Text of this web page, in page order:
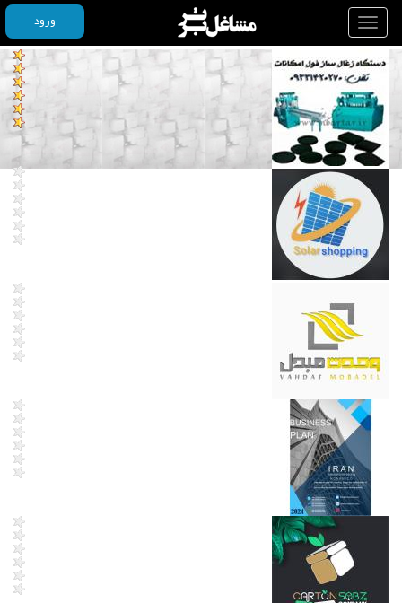
Toggle
navigation
ورود